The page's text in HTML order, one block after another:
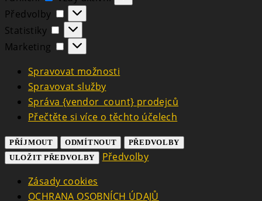
Předvolby
Předvolby
Statistiky
Statistiky
Marketing
Marketing
Spravovat možnosti
Spravovat služby
Správa {vendor_count} prodejců
Přečtěte si více o těchto účelech
PŘÍJMOUT ODMÍTNOUT
PŘEDVOLBY
ULOŽIT PŘEDVOLBY
Předvolby
Zásady cookies
OCHRANA OSOBNÍCH ÚDAJŮ